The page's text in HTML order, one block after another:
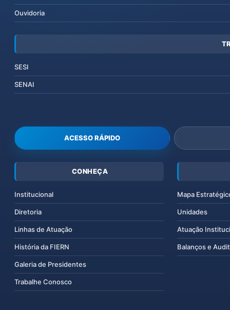
Ouvidoria
SESI
SENAI
ACESSO RÁPIDO
CONHEÇA
Institucional
Diretoria
Linhas de Atuação
História da FIERN
Galeria de Presidentes
Trabalhe Conosco
Mapa
Unidades
Atuação
Balanços e